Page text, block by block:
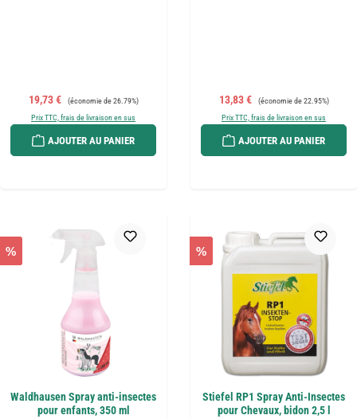
Prix de vente :
19,73 € Prix régulier :
(économie de 26.79%)
Prix TTC, frais de livraison en sus
AJOUTER AU PANIER
Prix de vente :
13,83 € Prix régulier :
(économie de 22.95%)
Prix TTC, frais de livraison en sus
AJOUTER AU PANIER
%
Waldhausen Spray anti-insectes
pour enfants, 350 ml
%
Stiefel RP1 Spray Anti-Insectes
pour Chevaux, bidon 2,5 l